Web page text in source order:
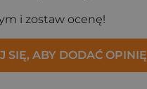
i zostaw ocenę!
SIĘ, ABY DODAĆ OPINIĘ